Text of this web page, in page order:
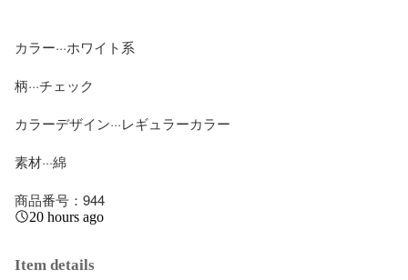
カラー···ホワイト系
柄···チェック
カラーデザイン···レギュラーカラー
素材···綿
商品番号：944
20 hours ago
Item details